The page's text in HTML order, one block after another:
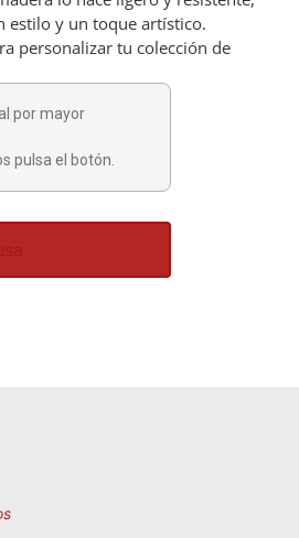
estilo y un toque artístico.
personalizar tu colección de
por mayor
pulsa el botón.